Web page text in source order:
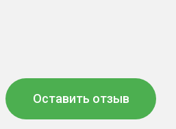
Оставить отзыв